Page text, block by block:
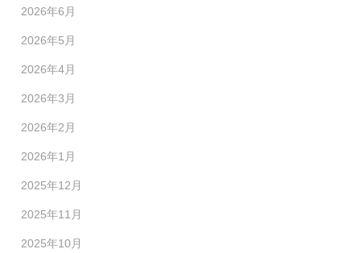
2026年6月
2026年5月
2026年4月
2026年3月
2026年2月
2026年1月
2025年12月
2025年11月
2025年10月